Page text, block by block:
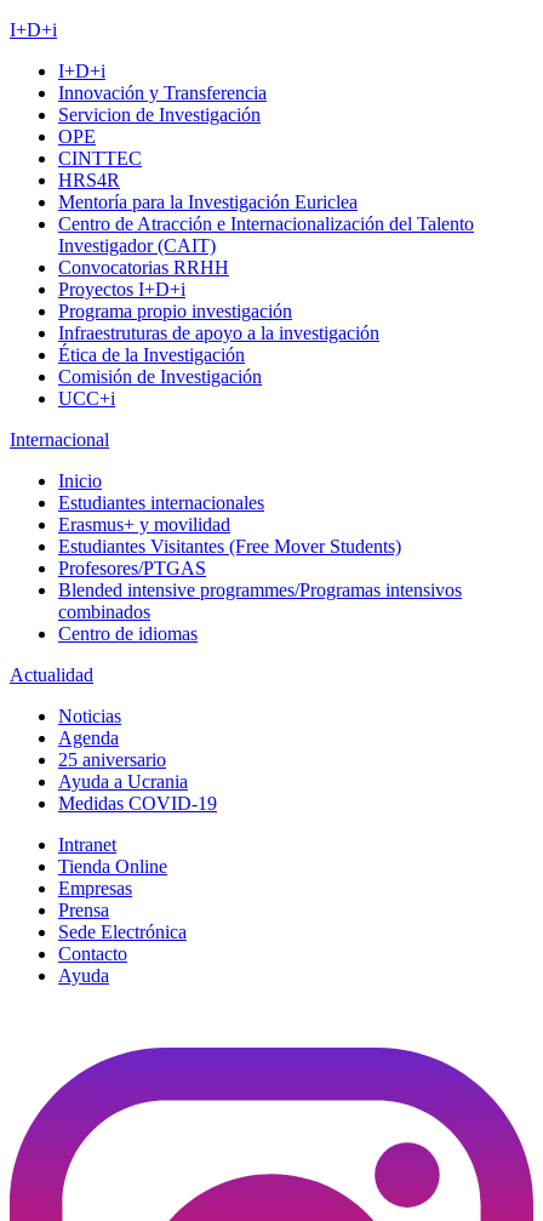
I+D+i
I+D+i
Innovación y Transferencia
Servicion de Investigación
OPE
CINTTEC
HRS4R
Mentoría para la Investigación Euriclea
Centro de Atracción e Internacionalización del Talento
Investigador (CAIT)
Convocatorias RRHH
Proyectos I+D+i
Programa propio investigación
Infraestruturas de apoyo a la investigación
Ética de la Investigación
Comisión de Investigación
UCC+i
Internacional
Inicio
Estudiantes internacionales
Erasmus+ y movilidad
Estudiantes Visitantes (Free Mover Students)
Profesores/PTGAS
Blended intensive programmes/Programas intensivos
combinados
Centro de idiomas
Actualidad
Noticias
Agenda
25 aniversario
Ayuda a Ucrania
Medidas COVID-19
Intranet
Tienda Online
Empresas
Prensa
Sede Electrónica
Contacto
Ayuda